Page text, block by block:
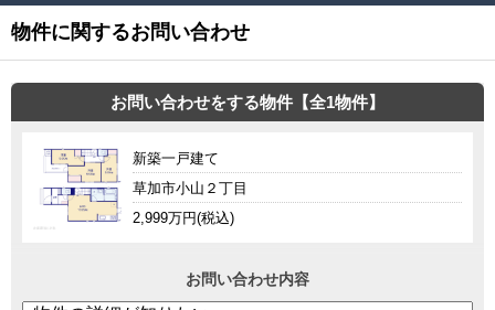
物件に関するお問い合わせ
お問い合わせをする物件【全1物件】
新築一戸建て
草加市小山２丁目
2,999万円(税込)
お問い合わせ内容